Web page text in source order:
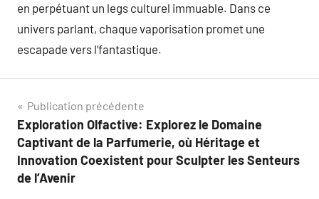
en perpétuant un legs culturel immuable. Dans ce
univers parlant, chaque vaporisation promet une
escapade vers l’fantastique.
Navigation
de
l’article
Publication précédente
Exploration Olfactive: Explorez le Domaine
Captivant de la Parfumerie, où Héritage et
Innovation Coexistent pour Sculpter les Senteurs
de l’Avenir